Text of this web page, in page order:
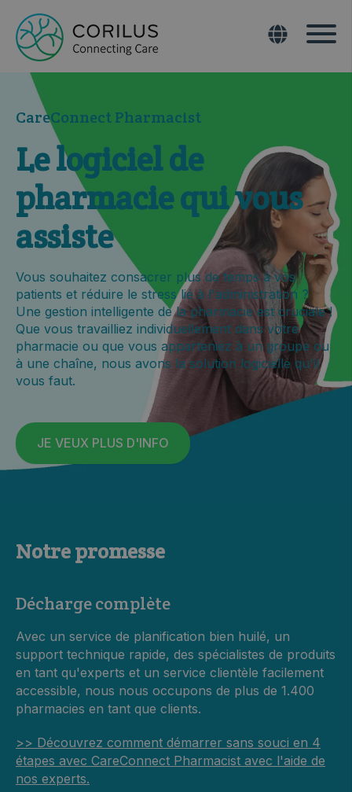
CareConnect Pharmacist
Le logiciel de
pharmacie qui vous
assiste
Vous souhaitez consacrer plus de temps à vos
patients et réduire le stress lié à l'administration ?
Une gestion intelligente de la pharmacie est cruciale !
Que vous travailliez individuellement dans votre
pharmacie ou que vous apparteniez à un groupe ou
à une chaîne, nous avons la solution logicielle qu'il
vous faut.
JE VEUX PLUS D'INFO
Notre promesse
Décharge complète
Avec un service de planification bien huilé, un
support technique rapide, des spécialistes de produits
en tant qu'experts et un service clientèle facilement
accessible, nous nous occupons de plus de 1.400
pharmacies en tant que clients.
>> Découvrez comment démarrer sans souci en 4
étapes avec CareConnect Pharmacist avec l'aide de
nos experts.